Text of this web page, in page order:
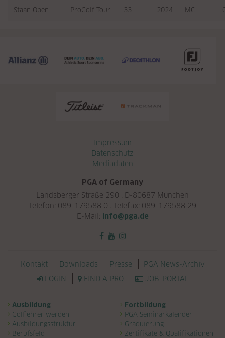
Staan Open ProGolf Tour 33 2024 MC
Impressum
Datenschutz
Mediadaten
PGA of Germany
Landsberger Straße 290 . D-80687 München
Telefon: 089-179588 0 . Telefax: 089-179588 29
E-Mail: info@pga.de
Navigation überspringen
Kontakt Downloads Presse
PGA News-Archiv
LOGIN
FIND A PRO JOB-PORTAL
Navigation überspringen
Ausbildung
Golflehrer werden
Ausbildungsstruktur
Berufsfeld
Fortbildung
PGA Seminarkalender
Graduierung
Zertifikate & Qualifikationen